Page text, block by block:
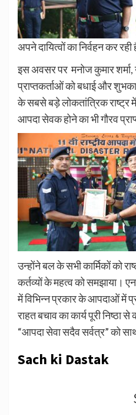
अपने दायित्वों का निर्वहन कर रही
इस अवसर पर मनोज कुमार शर्मा,
प्राप्तकर्ताओं को बधाई और
के सबसे बड़े लोकतांत्रिक राष्ट्र
आपदा सेवक होने का भी गौरव
उन्होंने बल के सभी कार्मिकों को
कर्तव्यों के महत्व को समझाया।
में विभिन्न प्रकार के आपदाओं में
राहत बचाव का कार्य पूरी
“आपदा सेवा सदैव सर्वत्र” को
Sach ki Dastak